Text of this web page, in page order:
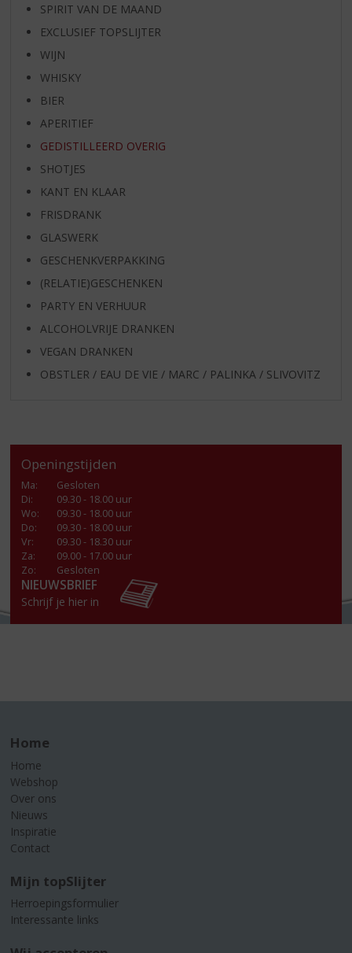
SPIRIT VAN DE MAAND
EXCLUSIEF TOPSLIJTER
WIJN
WHISKY
BIER
APERITIEF
GEDISTILLEERD OVERIG
SHOTJES
KANT EN KLAAR
FRISDRANK
GLASWERK
GESCHENKVERPAKKING
(RELATIE)GESCHENKEN
PARTY EN VERHUUR
ALCOHOLVRIJE DRANKEN
VEGAN DRANKEN
OBSTLER / EAU DE VIE / MARC / PALINKA / SLIVOVITZ
Openingstijden
Ma:
Gesloten
Di:
09.30 - 18.00 uur
Wo:
09.30 - 18.00 uur
Do:
09.30 - 18.00 uur
Vr:
09.30 - 18.30 uur
Za:
09.00 - 17.00 uur
Zo:
Gesloten
NIEUWSBRIEF
Schrijf je hier in
Home
Home
Webshop
Over ons
Nieuws
Inspiratie
Contact
Mijn topSlijter
Herroepingsformulier
Interessante links